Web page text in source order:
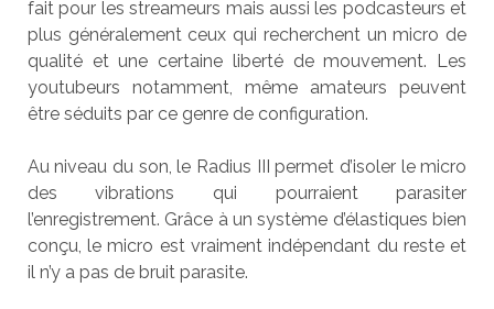
fait pour les streameurs mais aussi les podcasteurs et
plus généralement ceux qui recherchent un micro de
qualité et une certaine liberté de mouvement. Les
youtubeurs notamment, même amateurs peuvent
être séduits par ce genre de configuration.
Au niveau du son, le Radius III permet d’isoler le micro
des vibrations qui pourraient parasiter
l’enregistrement. Grâce à un système d’élastiques bien
conçu, le micro est vraiment indépendant du reste et
il n’y a pas de bruit parasite.